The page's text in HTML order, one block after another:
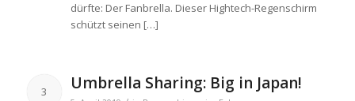
dürfte: Der Fanbrella. Dieser Hightech-Regenschirm
schützt seinen […]
3 Umbrella Sharing: Big in Japan!